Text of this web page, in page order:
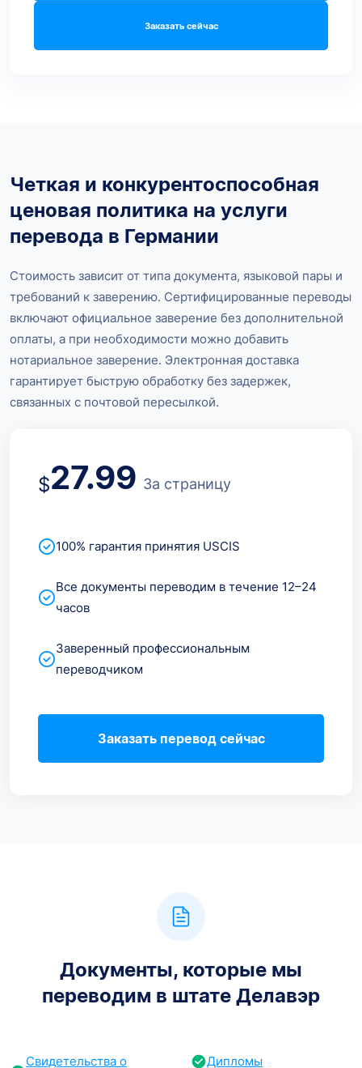
Заказать сейчас
Четкая и конкурентоспособная
ценовая политика на услуги
перевода в Германии
Стоимость зависит от типа документа, языковой пары и
требований к заверению. Сертифицированные переводы
включают официальное заверение без дополнительной
оплаты, а при необходимости можно добавить
нотариальное заверение. Электронная доставка
гарантирует быструю обработку без задержек,
связанных с почтовой пересылкой.
$27.99 За страницу
100% гарантия принятия USCIS
Все документы переводим в течение 12–24
часов
Заверенный профессиональным
переводчиком
Заказать перевод сейчас
Документы, которые мы
переводим в штате Делавэр
Свидетельства о Дипломы